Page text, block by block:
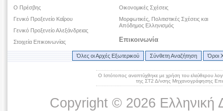
Ο Πρέσβης
Γενικό Προξενείο Καΐρου
Γενικό Προξενείο Αλεξάνδρειας
Στοιχεία Επικοινωνίας
Οικονομικές Σχέσεις
Μορφωτικές, Πολιτιστικές Σχέσεις και
Απόδημος Ελληνισμός
Επικοινωνία
Όλες οι Αρχές Εξωτερικού Σύνθετη Αναζήτηση Όροι
Ο Ιστότοπος αναπτύχθηκε με χρήση του ελεύθερου
της ΣΤ2 Δ/νσης Μηχανογράφησης
Copyright © 2026